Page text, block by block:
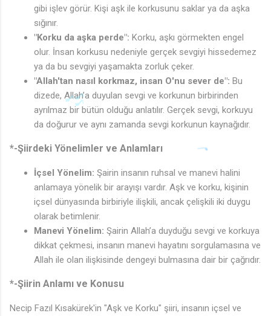
gibi işlev görür. Kişi aşk ile korkusunu saklar ya da aşka
sığınır.
"Korku da aşka perde": Korku, aşkı görmekten engel
olur. İnsan korkusu nedeniyle gerçek sevgiyi hissedemez
ya da bu sevgiyi yaşamakta zorluk çeker.
"Allah'tan nasıl korkmaz, insan O'nu sever de": Bu
dizede, Allah’a duyulan sevgi ve korkunun birbirinden
ayrılmaz bir bütün olduğu anlatılır. Gerçek sevgi, korkuyu
da doğurur ve aynı zamanda sevgi korkunun kaynağıdır.
*-Şiirdeki Yönelimler ve Anlamları
İçsel Yönelim: Şairin insanın ruhsal ve manevi halini
anlamaya yönelik bir arayışı vardır. Aşk ve korku, kişinin
içsel dünyasında birbiriyle ilişkili, ancak çelişkili iki duygu
olarak betimlenir.
Manevi Yönelim: Şairin Allah’a duyduğu sevgi ve korkuya
dikkat çekmesi, insanın manevi hayatını sorgulamasına ve
Allah ile olan ilişkisinde dengeyi bulmasına dair bir çağrıdır.
*-Şiirin Anlamı ve Konusu
Necip Fazıl Kısakürek'in "Aşk ve Korku" şiiri, insanın içsel ve
♪